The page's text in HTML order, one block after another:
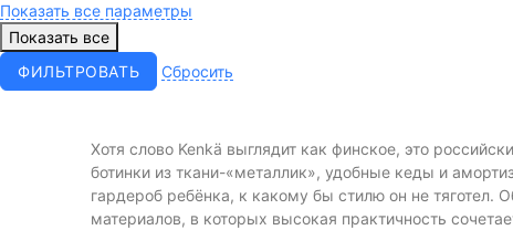
Показать все параметры
Показать все
Cбросить
Хотя слово Kenkä выглядит как финское, это
ботинки из ткани-«металлик», удобные кеды и
гардероб ребёнка, к какому бы стилю он не тяготел.
материалов, в которых высокая практичность